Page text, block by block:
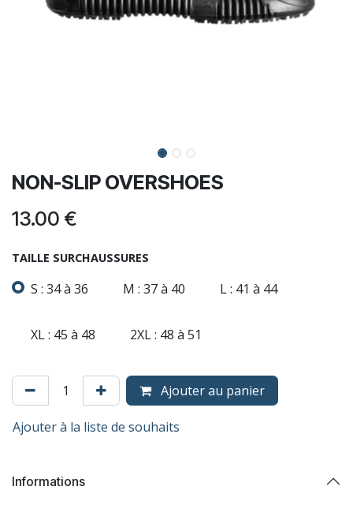
NON-SLIP OVERSHOES
13.00 €
TAILLE SURCHAUSSURES
S : 34 à 36 M : 37 à 40 L : 41 à 44
XL : 45 à 48 2XL : 48 à 51
Ajouter au panier
Ajouter à la liste de souhaits
Informations